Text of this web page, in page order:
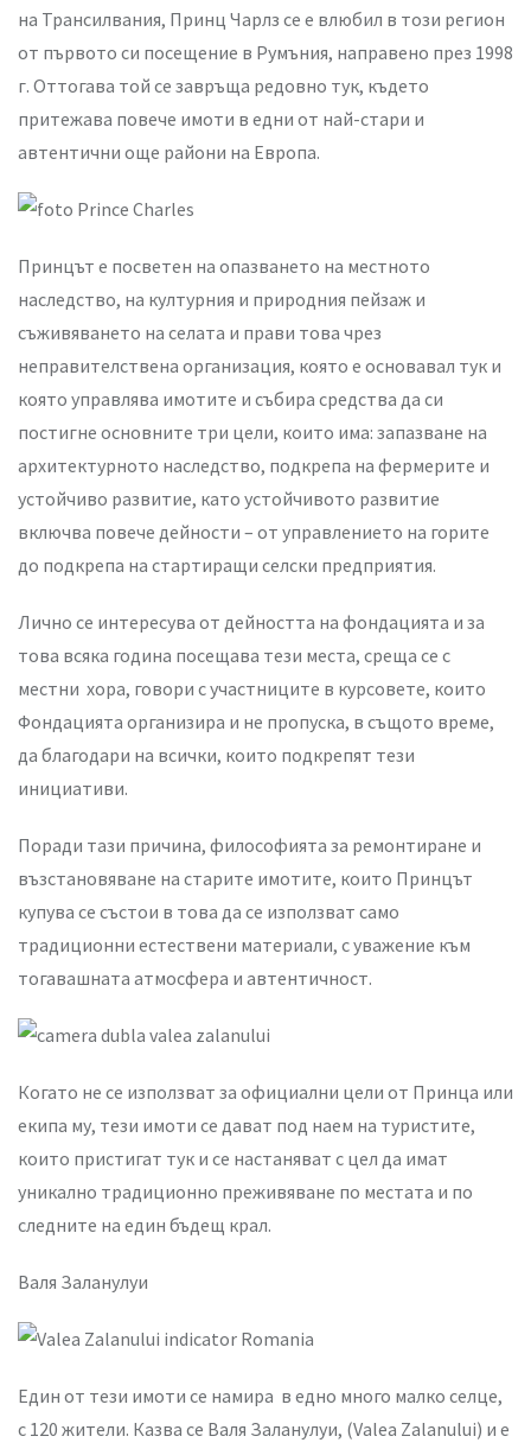
на Трансилвания, Принц Чарлз се е влюбил в този регион
от първото си посещение в Румъния, направено през 1998
г. Оттогава той се завръща редовно тук, където
притежава повече имоти в едни от най-стари и
автентични още райони на Европа.
Принцът е посветен на опазването на местното
наследство, на културния и природния пейзаж и
съживяването на селата и прави това чрез
неправителствена организация, която е основавал тук и
която управлява имотите и събира средства да си
постигне основните три цели, които има: запазване на
архитектурното наследство, подкрепа на фермерите и
устойчиво развитие, като устойчивото развитие
включва повече дейности – от управлението на горите
до подкрепа на стартиращи селски предприятия.
Лично се интересува от дейността на фондацията и за
това всяка година посещава тези места, среща се с
местни хора, говори с участниците в курсовете, които
Фондацията организира и не пропуска, в същото време,
да благодари на всички, които подкрепят тези
инициативи.
Поради тази причина, философията за ремонтиране и
възстановяване на старите имотите, които Принцът
купува се състои в това да се използват само
традиционни естествени материали, с уважение към
тогавашната атмосфера и автентичност.
Когато не се използват за официални цели от Принца или
екипа му, тези имоти се дават под наем на туристите,
които пристигат тук и се настаняват с цел да имат
уникално традиционно преживяване по местата и по
следните на един бъдещ крал.
Валя Заланулуи
Един от тези имоти се намира в едно много малко селце,
с 120 жители. Казва се Валя Заланулуи, (Valea Zalanului) и е